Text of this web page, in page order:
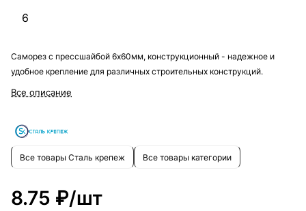
6
Саморез с прессшайбой 6х60мм, конструкционный - надежное и
удобное крепление для различных строительных конструкций.
Все описание
Все товары Сталь крепеж Все товары категории
8.75 ₽/шт